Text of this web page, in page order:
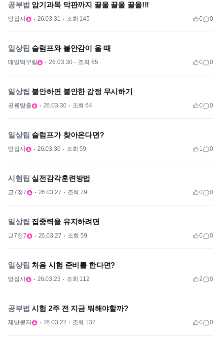
공부법 암기과목 막판까지 끌올 끌올 끌올!!!
멍집사 26.03.31 조회 145 0 0
일상팁 슬럼프와 불안감이 올 때
매일먹부림 26.03.30 조회 65 0 0
일상팁 불안하면 불안한 감정 무시하기
공룡탈출 26.03.30 조회 64 0 0
일상팁 슬럼프가 찾아온다면?
멍집사 26.03.30 조회 59 1 0
시험팁 실전감각훈련방법
교7정7 26.03.27 조회 79 0 0
일상팁 집중력을 유지하려면
교7정7 26.03.27 조회 59 0 0
일상팁 처음 시험 준비를 한다면?
멍집사 26.03.23 조회 112 2 0
공부법 시험 2주 전 지금 뭐해야할까?
제발붙자 26.03.22 조회 132 0 0